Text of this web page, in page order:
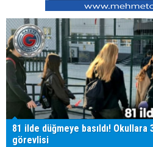
81 ilde düğmeye basıldı!
görevlisi